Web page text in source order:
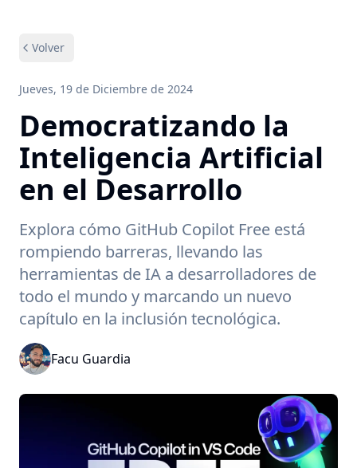
Volver
Jueves, 19 de Diciembre de 2024
Democratizando la
Inteligencia Artificial
en el Desarrollo
Explora cómo GitHub Copilot Free está
rompiendo barreras, llevando las
herramientas de IA a desarrolladores de
todo el mundo y marcando un nuevo
capítulo en la inclusión tecnológica.
Facu Guardia